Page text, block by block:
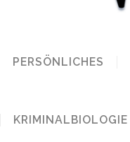
PERSÖNLICHES
KRIMINALBIOLOGIE